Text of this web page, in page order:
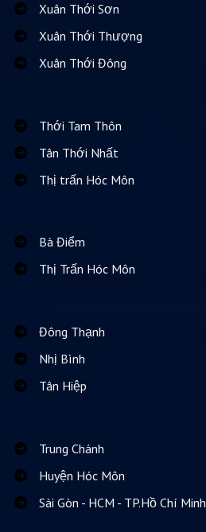
Xuân Thới Sơn
Xuân Thới Thượng
Xuân Thới Đông
Thới Tam Thôn
Tân Thới Nhất
Thị trấn Hóc Môn
Bà Điểm
Thị Trấn Hóc Môn
Đông Thạnh
Nhị Bình
Tân Hiệp
Trung Chánh
Huyện Hóc Môn
Sài Gòn - HCM - TP.Hồ Chí Minh